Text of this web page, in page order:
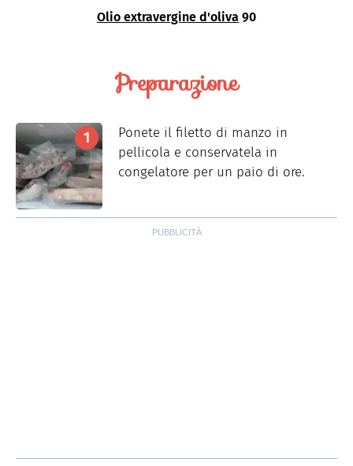
Olio extravergine d'oliva 90
Preparazione
Ponete il filetto di manzo in
pellicola e conservatela in
congelatore per un paio di ore.